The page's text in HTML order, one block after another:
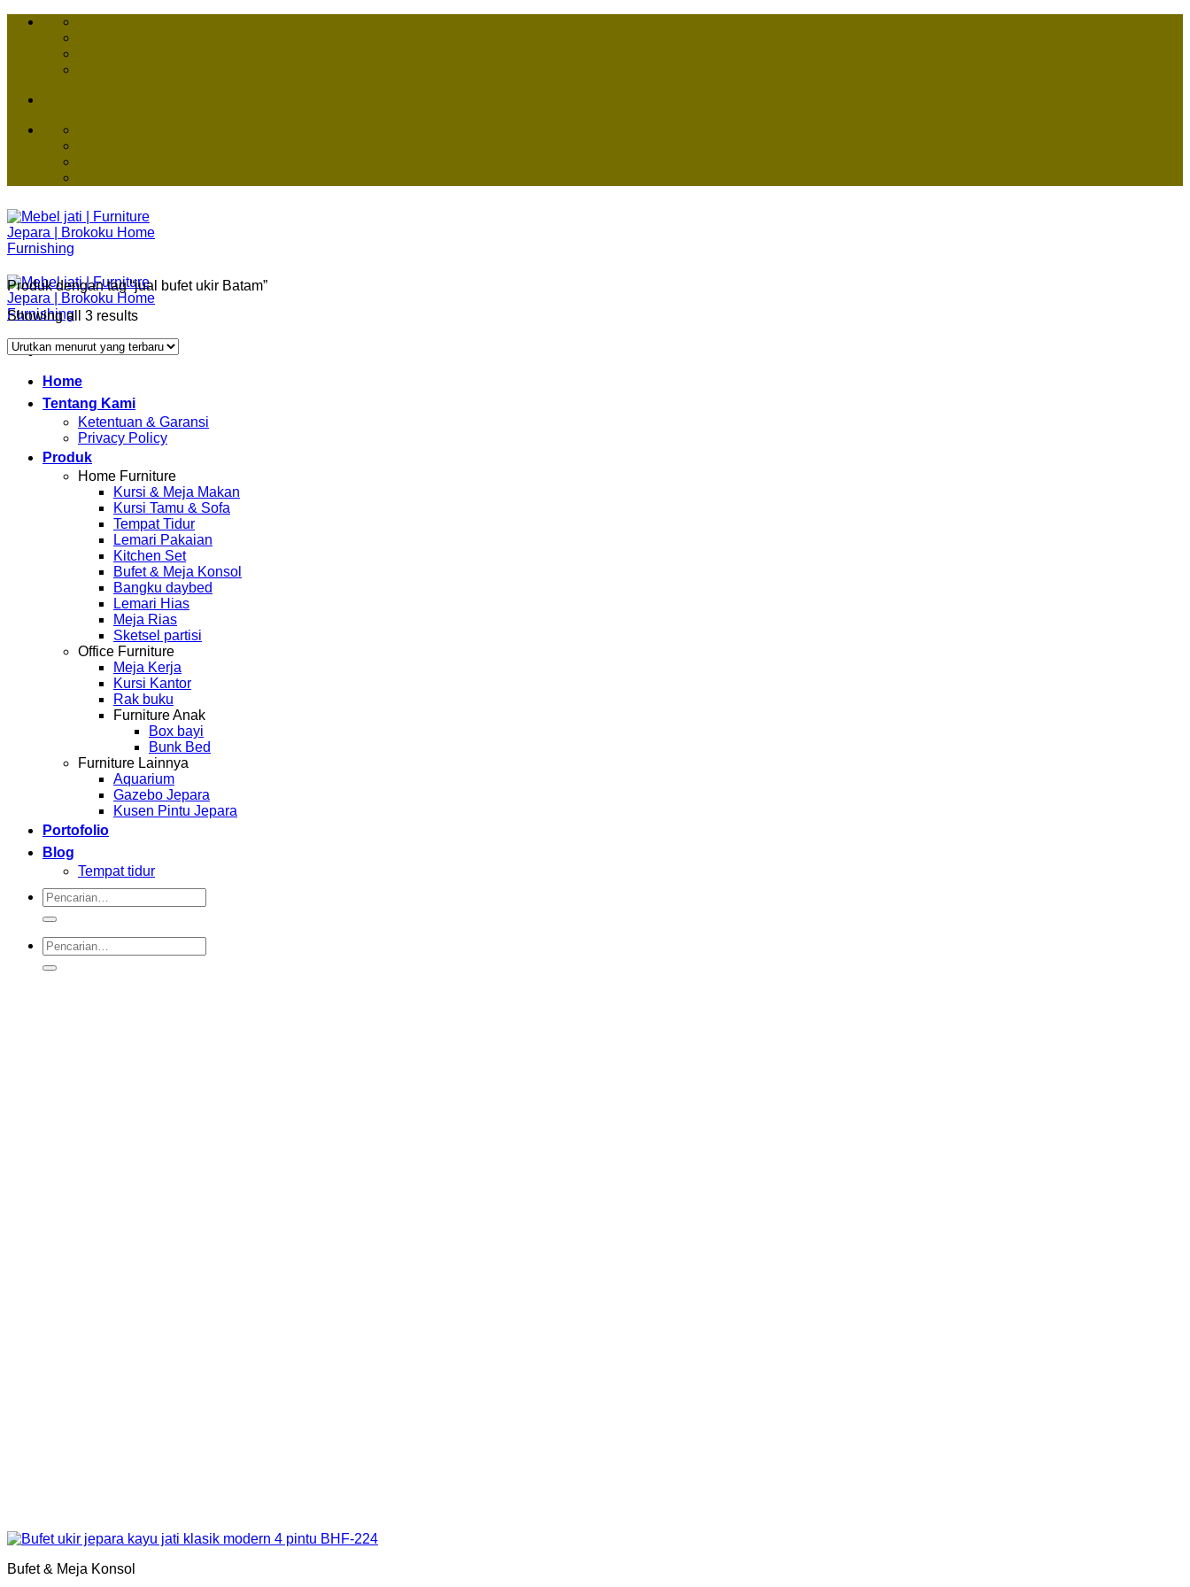
Skip
Home
Tentang Kami
Ketentuan & Garansi
Privacy Policy
Produk
Home Furniture
Kursi & Meja Makan
Kursi Tamu & Sofa
Tempat Tidur
Lemari Pakaian
Kitchen Set
Bufet & Meja Konsol
Bangku daybed
Lemari Hias
Meja Rias
Sketsel partisi
Office Furniture
Meja Kerja
Kursi Kantor
Rak buku
Furniture Anak
Box bayi
Bunk Bed
Furniture Lainnya
Aquarium
Gazebo Jepara
Kusen Pintu Jepara
Portofolio
Blog
Tempat tidur
Pencarian
untuk:
Pencarian
untuk:
Produk dengan tag “jual bufet ukir Batam”
Showing all 3 results
Bufet & Meja Konsol